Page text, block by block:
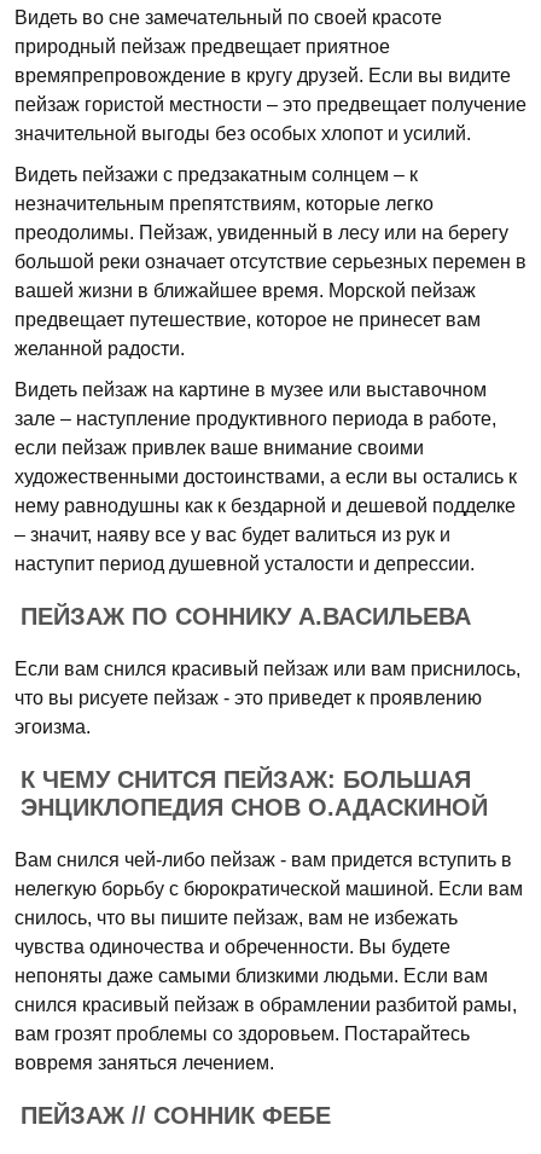
Видеть во сне замечательный по своей красоте
природный пейзаж предвещает приятное
времяпрепровождение в кругу друзей. Если вы видите
пейзаж гористой местности – это предвещает получение
значительной выгоды без особых хлопот и усилий.
Видеть пейзажи с предзакатным солнцем – к
незначительным препятствиям, которые легко
преодолимы. Пейзаж, увиденный в лесу или на берегу
большой реки означает отсутствие серьезных перемен в
вашей жизни в ближайшее время. Морской пейзаж
предвещает путешествие, которое не принесет вам
желанной радости.
Видеть пейзаж на картине в музее или выставочном
зале – наступление продуктивного периода в работе,
если пейзаж привлек ваше внимание своими
художественными достоинствами, а если вы остались к
нему равнодушны как к бездарной и дешевой подделке
– значит, наяву все у вас будет валиться из рук и
наступит период душевной усталости и депрессии.
ПЕЙЗАЖ ПО СОННИКУ А.ВАСИЛЬЕВА
Если вам снился красивый пейзаж или вам приснилось,
что вы рисуете пейзаж - это приведет к проявлению
эгоизма.
К ЧЕМУ СНИТСЯ ПЕЙЗАЖ: БОЛЬШАЯ
ЭНЦИКЛОПЕДИЯ СНОВ О.АДАСКИНОЙ
Вам снился чей-либо пейзаж - вам придется вступить в
нелегкую борьбу с бюрократической машиной. Если вам
снилось, что вы пишите пейзаж, вам не избежать
чувства одиночества и обреченности. Вы будете
непоняты даже самыми близкими людьми. Если вам
снился красивый пейзаж в обрамлении разбитой рамы,
вам грозят проблемы со здоровьем. Постарайтесь
вовремя заняться лечением.
ПЕЙЗАЖ // СОННИК ФЕБЕ